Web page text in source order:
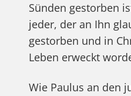
Sünden gestorben
jeder, der an Ihn
gestorben und in
Leben erweckt
Wie Paulus an den